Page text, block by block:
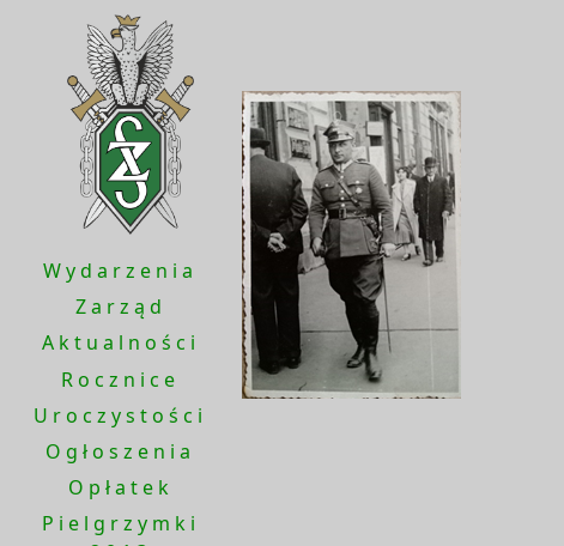
Wydarzenia
Zarząd
Aktualności
Rocznice
Uroczystości
Ogłoszenia
Opłatek
Pielgrzymki